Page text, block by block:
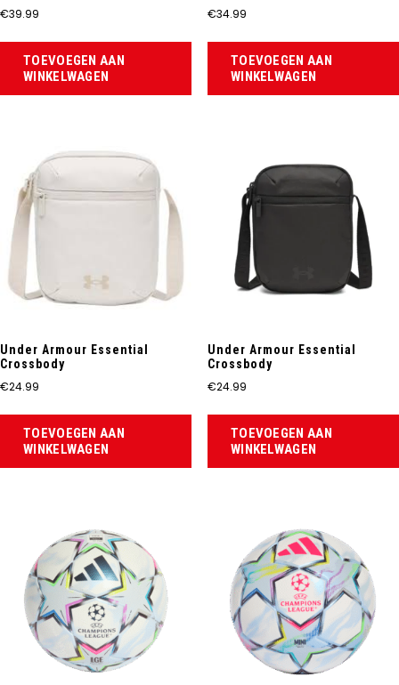
€39.99
TOEVOEGEN AAN
WINKELWAGEN
€34.99
TOEVOEGEN AAN
WINKELWAGEN
Under Armour Essential
Crossbody
€24.99
TOEVOEGEN AAN
WINKELWAGEN
Under Armour Essential
Crossbody
€24.99
TOEVOEGEN AAN
WINKELWAGEN